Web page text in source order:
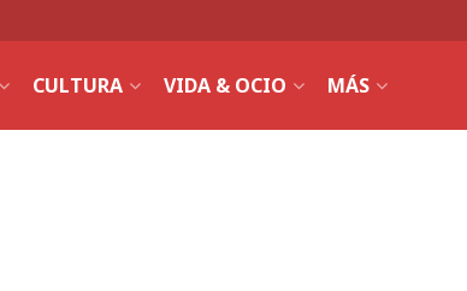
CULTURA VIDA & OCIO MÁS